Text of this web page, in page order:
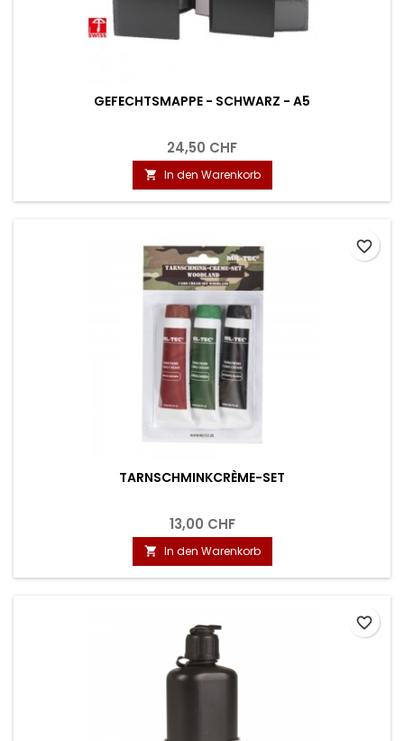
GEFECHTSMAPPE - SCHWARZ - A5
24,50 CHF
 In den Warenkorb
TARNSCHMINKCRÈME-SET
13,00 CHF
 In den Warenkorb
favorite_border
favorite_border